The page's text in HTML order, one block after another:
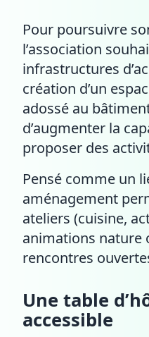
Pour poursuivre
l’association
infrastructures
création d’un
adossé au
d’augmenter la
proposer des
Pensé comme un
aménagement
ateliers (cuisine,
animations nature
rencontres
Une table
accessible